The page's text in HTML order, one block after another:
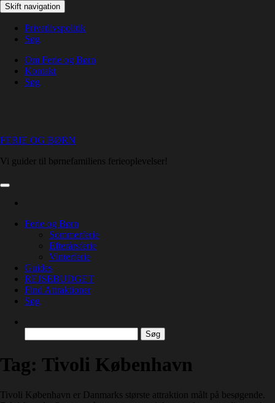
Skip
to
content
Skift navigation
Privatlivspolitik
Søg
Om Ferie og Børn
Kontakt
Søg
FERIE OG BØRN
Vi guider til børnefamiliens ferieoplevelser!
Ferie og Børn
Sommerferie
Efterårsferie
Vinterferie
Guides
REJSEBUDGET
Find Attraktioner
Søg
efter:
Tag: Tivoli København
Tivoli København er Danmarks største attraktion målt på besøgende.